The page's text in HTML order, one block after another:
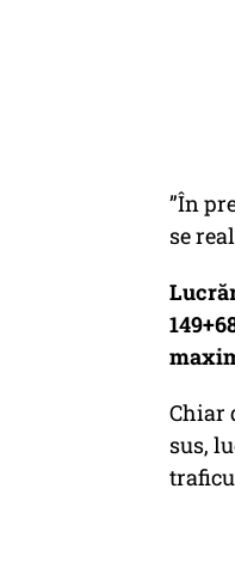
”În
se
Chiar
sus,